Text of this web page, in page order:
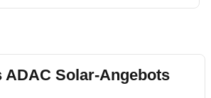
ADAC Solar-Angebots